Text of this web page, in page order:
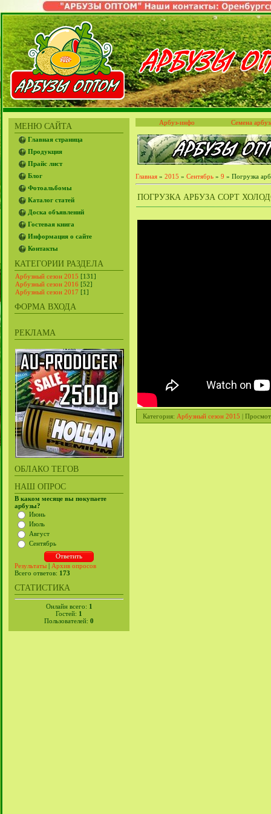
МЕНЮ САЙТА
Главная страница
Продукция
Прайс лист
Блог
Фотоальбомы
Каталог статей
Доска объявлений
Гостевая книга
Информация о сайте
Контакты
КАТЕГОРИИ РАЗДЕЛА
Арбузный сезон 2015 [131]
Арбузный сезон 2016 [52]
Арбузный сезон 2017 [1]
ФОРМА ВХОДА
РЕКЛАМА
ОБЛАКО ТЕГОВ
НАШ ОПРОС
В каком месяце вы покупаете
арбузы?
Июнь
Июль
Август
Сентябрь
Результаты | Архив опросов
Всего ответов: 173
СТАТИСТИКА
Онлайн всего: 1
Гостей: 1
Пользователей: 0
Арбуз-инфо Семена
Главная » 2015 » Сентябрь » 9 » Погрузка
ПОГРУЗКА АРБУЗА СОРТ
Категория: Арбузный сезон 2015 |